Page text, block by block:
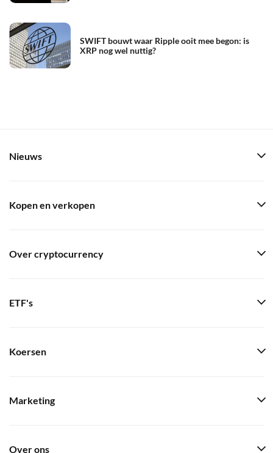
SWIFT bouwt waar Ripple ooit mee begon: is
XRP nog wel nuttig?
Nieuws
Kopen en verkopen
Over cryptocurrency
ETF's
Koersen
Marketing
Over ons